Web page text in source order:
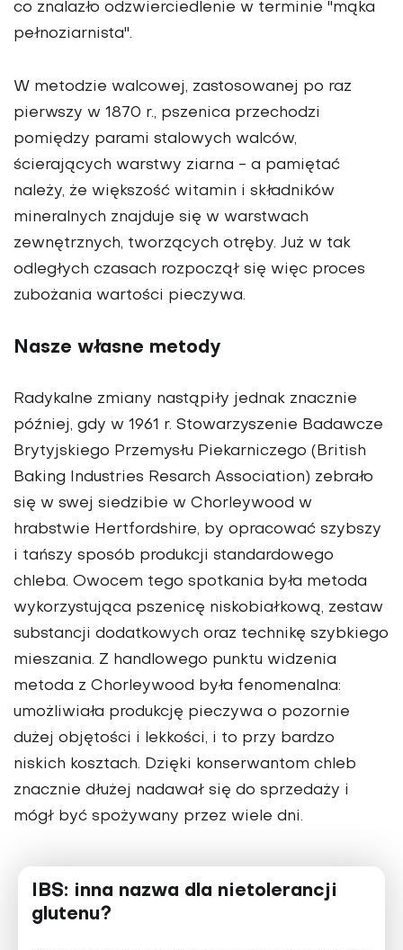
co znalazło odzwierciedlenie w terminie "mąka
pełnoziarnista".
W metodzie walcowej, zastosowanej po raz
pierwszy w 1870 r., pszenica przechodzi
pomiędzy parami stalowych walców,
ścierających warstwy ziarna - a pamiętać
należy, że większość witamin i składników
mineralnych znajduje się w warstwach
zewnętrznych, tworzących otręby. Już w tak
odległych czasach rozpoczął się więc proces
zubożania wartości pieczywa.
Nasze własne metody
Radykalne zmiany nastąpiły jednak znacznie
później, gdy w 1961 r. Stowarzyszenie Badawcze
Brytyjskiego Przemysłu Piekarniczego (British
Baking Industries Resarch Association) zebrało
się w swej siedzibie w Chorleywood w
hrabstwie Hertfordshire, by opracować szybszy
i tańszy sposób produkcji standardowego
chleba. Owocem tego spotkania była metoda
wykorzystująca pszenicę niskobiałkową, zestaw
substancji dodatkowych oraz technikę szybkiego
mieszania. Z handlowego punktu widzenia
metoda z Chorleywood była fenomenalna:
umożliwiała produkcję pieczywa o pozornie
dużej objętości i lekkości, i to przy bardzo
niskich kosztach. Dzięki konserwantom chleb
znacznie dłużej nadawał się do sprzedaży i
mógł być spożywany przez wiele dni.
IBS: inna nazwa dla nietolerancji
glutenu?